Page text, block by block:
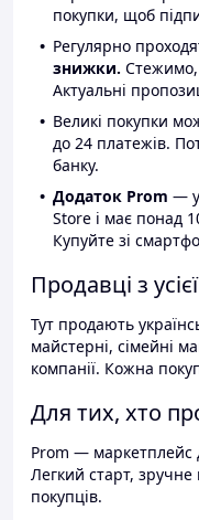
покупки, щоб
Регулярно
знижки.
Актуальні
Великі покупки
до 24 платежів.
банку.
Додаток Prom — у
Store і має понад
Купуйте зі
Продавці з
Тут продають
майстерні, сімейні
компанії. Кожна
Для тих, хто
Prom — маркетплейс
Легкий старт, зручне
покупців.